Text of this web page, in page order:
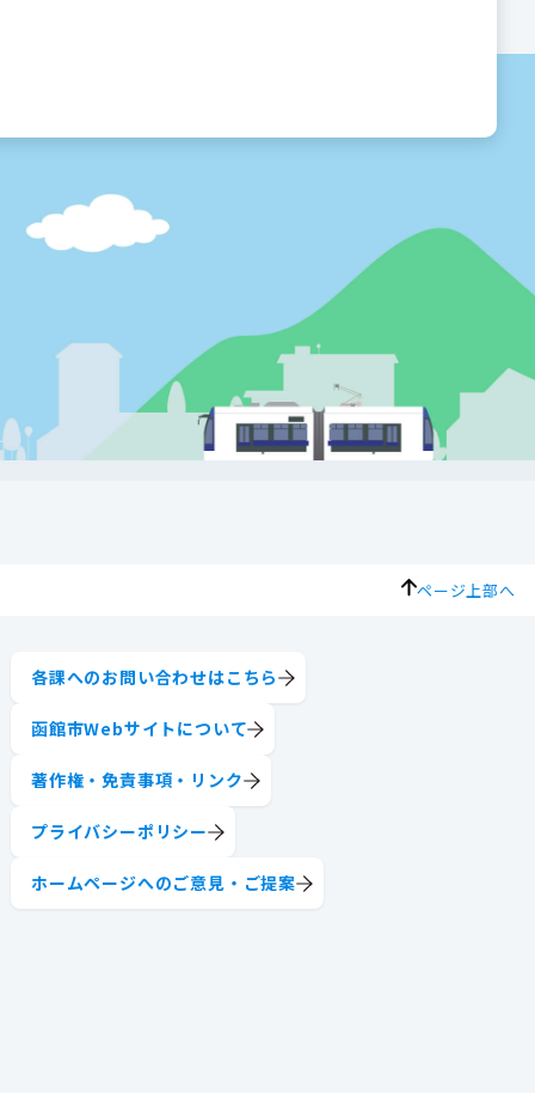
ページ上部へ
各課へのお問い合わせはこちら
函館市Webサイトについて
著作権・免責事項・リンク
プライバシーポリシー
ホームページへのご意見・ご提案